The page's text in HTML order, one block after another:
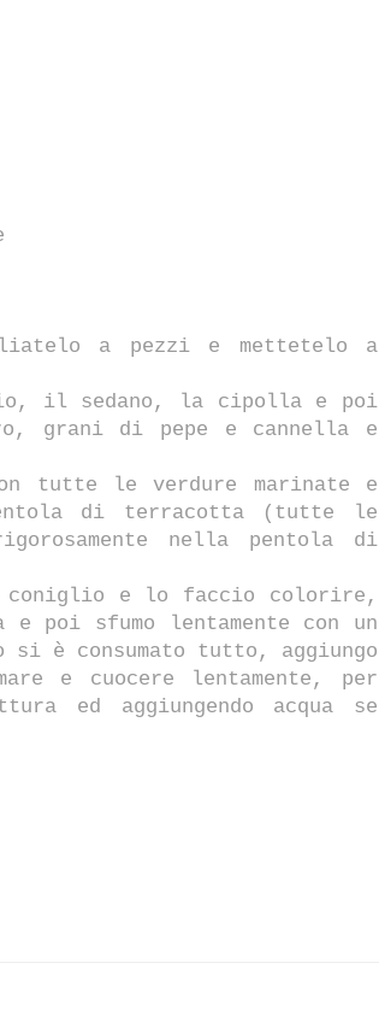
a pezzi e mettetelo a
il sedano, la cipolla e poi
grani di pepe e cannella e
tutte le verdure marinate e
di terracotta (tutte le
nella pentola di
coniglio e lo faccio colorire,
poi sfumo lentamente con un
è consumato tutto, aggiungo
e cuocere lentamente, per
ed aggiungendo acqua se